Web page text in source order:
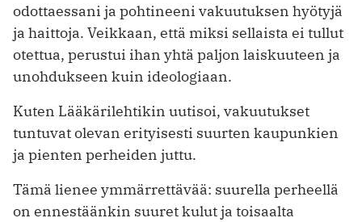
odottaessani ja pohtineeni vakuutuksen hyötyjä
ja haittoja. Veikkaan, että miksi sellaista ei tullut
otettua, perustui ihan yhtä paljon laiskuuteen ja
unohdukseen kuin ideologiaan.
Kuten Lääkärilehtikin uutisoi, vakuutukset
tuntuvat olevan erityisesti suurten kaupunkien
ja pienten perheiden juttu.
Tämä lienee ymmärrettävää: suurella perheellä
on ennestäänkin suuret kulut ja toisaalta